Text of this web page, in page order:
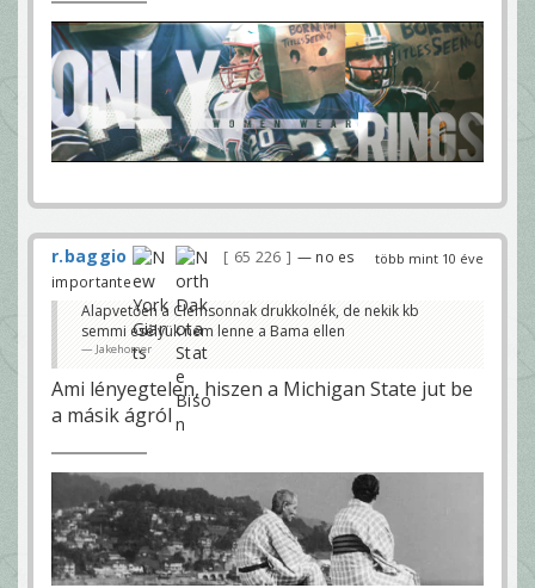
több mint 10 éve
r.baggio 65 226
— no es
importante
Alapvetően a Clemsonnak drukkolnék, de nekik kb
semmi esélyük nem lenne a Bama ellen
Jakehomer
Ami lényegtelen, hiszen a Michigan State jut be
a másik ágról